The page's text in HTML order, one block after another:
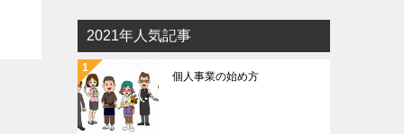
2021年人気記事
個人事業の始め方